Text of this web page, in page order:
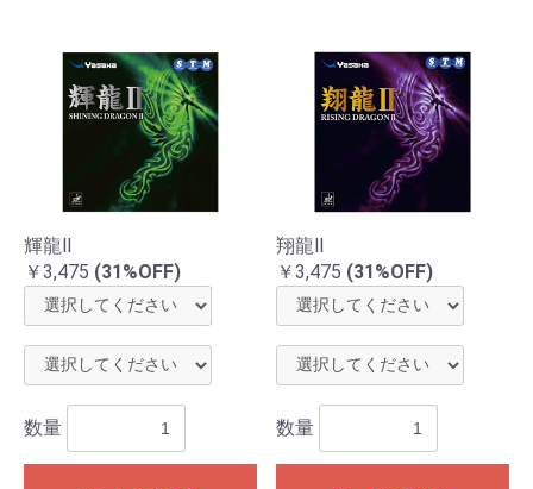
輝龍Ⅱ
￥3,475 (31%OFF)
数量
翔龍Ⅱ
￥3,475 (31%OFF)
数量